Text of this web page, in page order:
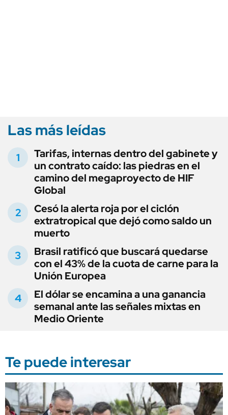
Las más leídas
Tarifas, internas dentro del gabinete y
un contrato caído: las piedras en el
camino del megaproyecto de HIF
Global
Cesó la alerta roja por el ciclón
extratropical que dejó como saldo un
muerto
Brasil ratificó que buscará quedarse
con el 43% de la cuota de carne para la
Unión Europea
El dólar se encamina a una ganancia
semanal ante las señales mixtas en
Medio Oriente
Te puede interesar